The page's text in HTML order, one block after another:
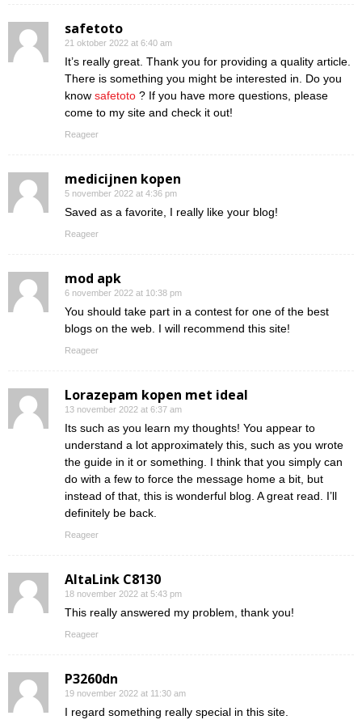
safetoto
21 oktober 2022 at 6:40 am
It’s really great. Thank you for providing a quality article.
There is something you might be interested in. Do you
know safetoto ? If you have more questions, please
come to my site and check it out!
Reageer
medicijnen kopen
5 november 2022 at 4:36 pm
Saved as a favorite, I really like your blog!
Reageer
mod apk
6 november 2022 at 10:38 pm
You should take part in a contest for one of the best
blogs on the web. I will recommend this site!
Reageer
Lorazepam kopen met ideal
13 november 2022 at 6:37 am
Its such as you learn my thoughts! You appear to
understand a lot approximately this, such as you wrote
the guide in it or something. I think that you simply can
do with a few to force the message home a bit, but
instead of that, this is wonderful blog. A great read. I’ll
definitely be back.
Reageer
AltaLink C8130
18 november 2022 at 5:43 pm
This really answered my problem, thank you!
Reageer
P3260dn
19 november 2022 at 11:30 am
I regard something really special in this site.